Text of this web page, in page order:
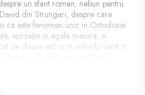
un sfant roman, nebun pentru
din Strungari, despre care
ca este fenomen unic in Ortodoxie:
aproape in egala masura, si
de dispus esti sa iti schimbi viata iti